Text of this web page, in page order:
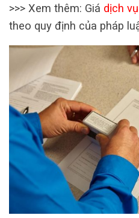
>>> Xem thêm: Giá dịch
theo quy định của pháp